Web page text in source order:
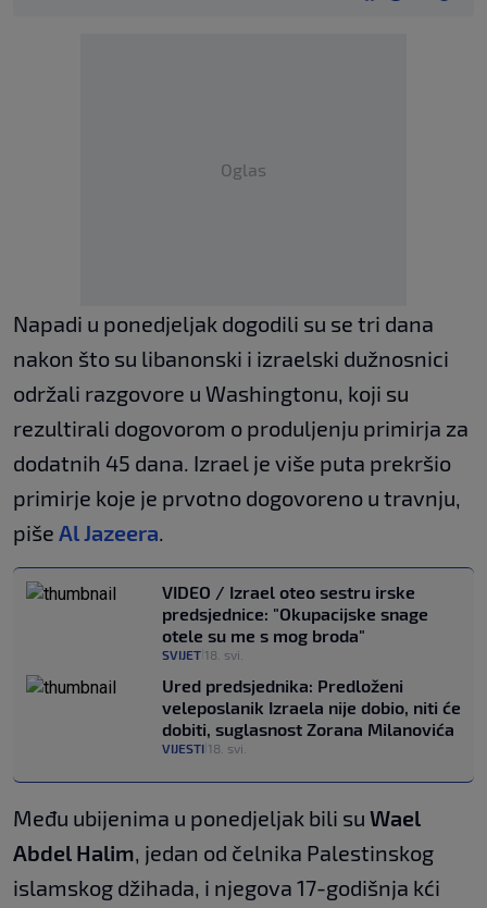
Oglas
Napadi u ponedjeljak dogodili su se tri dana
nakon što su libanonski i izraelski dužnosnici
održali razgovore u Washingtonu, koji su
rezultirali dogovorom o produljenju primirja za
dodatnih 45 dana. Izrael je više puta prekršio
primirje koje je prvotno dogovoreno u travnju,
piše Al Jazeera.
VIDEO / Izrael oteo sestru irske
predsjednice: "Okupacijske snage
otele su me s mog broda"
SVIJET 18. svi.
Ured predsjednika: Predloženi
veleposlanik Izraela nije dobio, niti će
dobiti, suglasnost Zorana Milanovića
VIJESTI 18. svi.
Među ubijenima u ponedjeljak bili su Wael
Abdel Halim, jedan od čelnika Palestinskog
islamskog džihada, i njegova 17-godišnja kći